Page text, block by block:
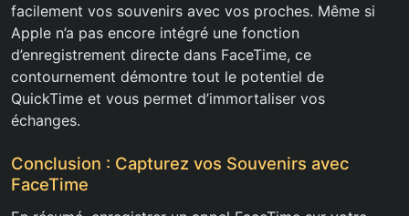
facilement vos souvenirs avec vos proches. Même si
Apple n’a pas encore intégré une fonction
d’enregistrement directe dans FaceTime, ce
contournement démontre tout le potentiel de
QuickTime et vous permet d’immortaliser vos
échanges.
Conclusion : Capturez vos Souvenirs avec
FaceTime